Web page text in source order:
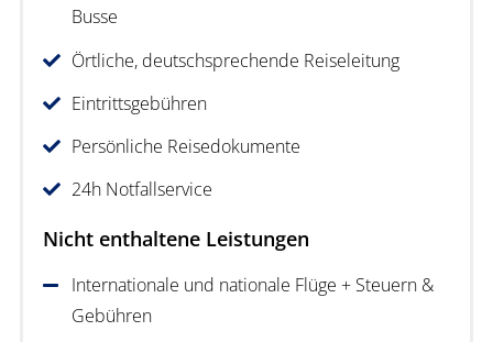
Busse
Örtliche, deutschsprechende Reiseleitung
Eintrittsgebühren
Persönliche Reisedokumente
24h Notfallservice
Nicht enthaltene Leistungen
Internationale und nationale Flüge + Steuern &
Gebühren